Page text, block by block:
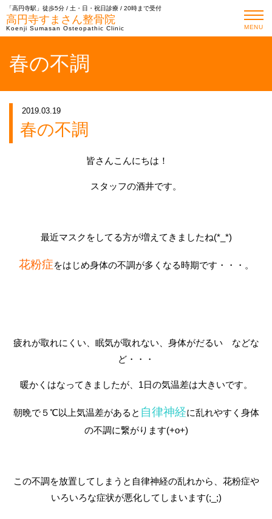
「高円寺駅」徒歩5分 / 土・日・祝日診療 / 20時まで受付
高円寺すまさん整骨院
Koenji Sumasan Osteopathic Clinic MENU
春の不調
2019.03.19
春の不調
皆さんこんにちは！
スタッフの酒井です。
最近マスクをしてる方が増えてきましたね(*_*)
花粉症をはじめ身体の不調が多くなる時期です・・・。
疲れが取れにくい、眠気が取れない、身体がだるい などな
ど・・・
暖かくはなってきましたが、1日の気温差は大きいです。
朝晩で５℃以上気温差があると 自律神経に乱れやすく身体
の不調に繋がります(+o+)
この不調を放置してしまうと自律神経の乱れから、花粉症や
いろいろな症状が悪化してしまいます(;_;)